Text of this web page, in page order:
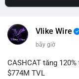
Vlike Wire
bây giờ
CASHCAT tăng
$774M TVL